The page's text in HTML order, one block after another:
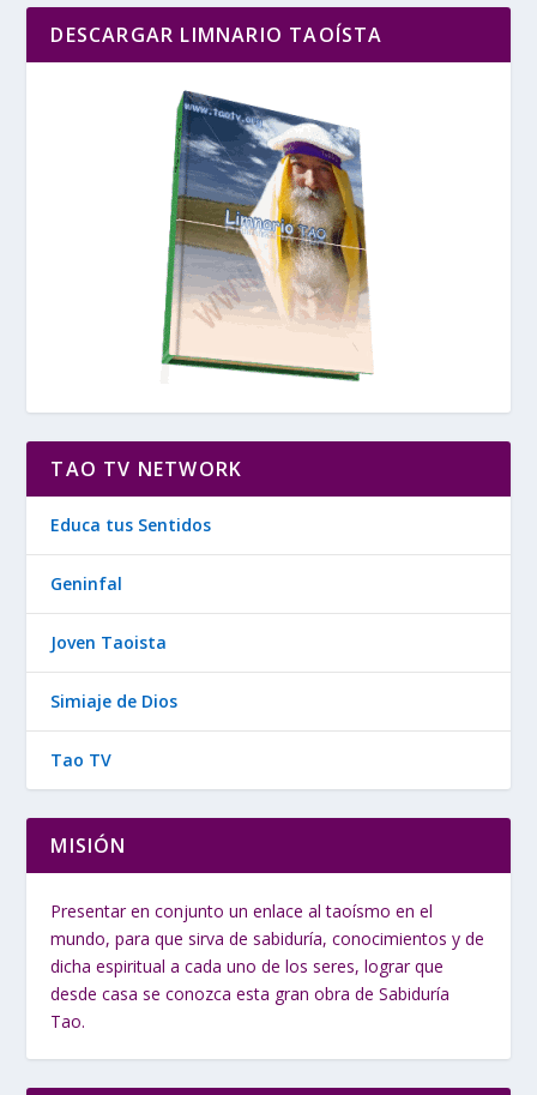
DESCARGAR LIMNARIO TAOÍSTA
TAO TV NETWORK
Educa tus Sentidos
Geninfal
Joven Taoista
Simiaje de Dios
Tao TV
MISIÓN
Presentar en conjunto un enlace al taoísmo en el
mundo, para que sirva de sabiduría, conocimientos y de
dicha espiritual a cada uno de los seres, lograr que
desde casa se conozca esta gran obra de Sabiduría
Tao.